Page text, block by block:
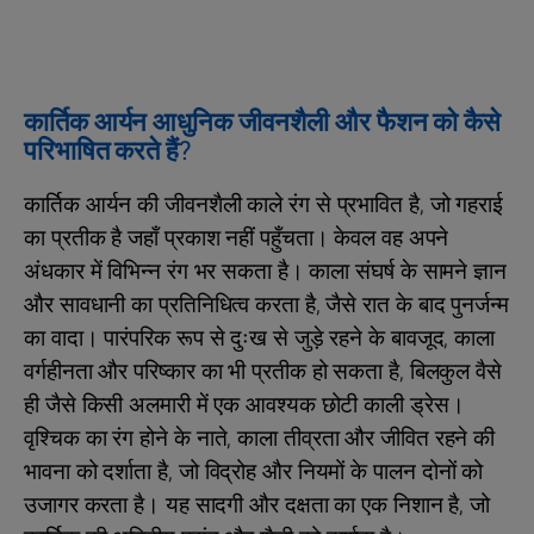
कार्तिक आर्यन आधुनिक जीवनशैली और फैशन को कैसे
परिभाषित करते हैं?
कार्तिक आर्यन की जीवनशैली काले रंग से प्रभावित है, जो गहराई
का प्रतीक है जहाँ प्रकाश नहीं पहुँचता। केवल वह अपने
अंधकार में विभिन्न रंग भर सकता है। काला संघर्ष के सामने ज्ञान
और सावधानी का प्रतिनिधित्व करता है, जैसे रात के बाद पुनर्जन्म
का वादा। पारंपरिक रूप से दुःख से जुड़े रहने के बावजूद, काला
वर्गहीनता और परिष्कार का भी प्रतीक हो सकता है, बिलकुल वैसे
ही जैसे किसी अलमारी में एक आवश्यक छोटी काली ड्रेस।
वृश्चिक का रंग होने के नाते, काला तीव्रता और जीवित रहने की
भावना को दर्शाता है, जो विद्रोह और नियमों के पालन दोनों को
उजागर करता है। यह सादगी और दक्षता का एक निशान है, जो